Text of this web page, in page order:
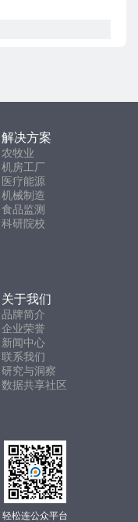
解决方案
农牧业
机房工厂
医疗能源
机械制造
食品监测
科研院校
关于我们
品牌简介
企业荣誉
新闻中心
联系我们
研究与洞察
数据共享社区
轻松连公众平台